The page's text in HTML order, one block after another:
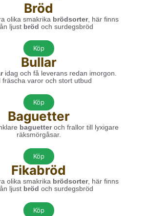
Bröd
olika smakrika brödsorter, här finns
ljust bröd och surdegsbröd
Köp
Bullar
idag och få leverans redan imorgon.
fräscha varor och stort utbud
Köp
Baguetter
baguetter och frallor till lyxigare
räksmörgåsar.
Köp
Fikabröd
olika smakrika brödsorter, här finns
ljust bröd och surdegsbröd
Köp